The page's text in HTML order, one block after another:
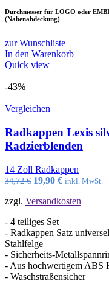
Durchmesser für LOGO oder
(Nabenabdeckung)
zur Wunschliste
In den Warenkorb
Quick view
-43%
Vergleichen
Radkappen Lexis
Radzierblenden
14 Zoll Radkappen
34,72€ Ursprünglicher
war:
19,90 €Aktueller
ist:
inkl. MwSt.
zzgl. Versandkosten
- 4 teiliges Set
- Radkappen Satz
Stahlfelge
- Sicherheits-
- Aus hochwertigem ABS
- Waschstraßensicher